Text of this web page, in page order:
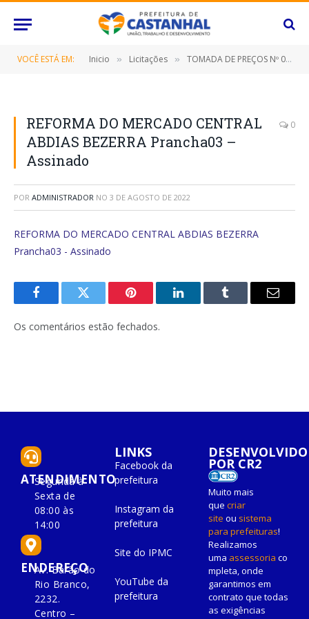
VOCÊ ESTÁ EM: Inicio » Licitações » TOMADA DE PREÇOS Nº 020/2022 (Contratação de empresa especializada para reforma e ampliação do mercado central de carnes, neste Município de Castanhal/Pará)
REFORMA DO MERCADO CENTRAL
ABDIAS BEZERRA Prancha03 –
Assinado
0
POR ADMINISTRADOR NO 3 DE AGOSTO DE 2022
REFORMA DO MERCADO CENTRAL ABDIAS BEZERRA
Prancha03 - Assinado
FacebookTwitter Pinterest O
Tumblr
E-
Os comentários estão fechados.
ATENDIMENTO
Segunda à
Sexta de
08:00 às
14:00
ENDEREÇO
Av. Barão do
Rio Branco,
2232.
Centro –
LINKS
Facebook da
prefeitura
Instagram da
prefeitura
Site do IPMC
YouTube da
prefeitura
DESENVOLVIDO
POR CR2
Muito mais
que criar
site ou sistema
para prefeituras!
Realizamos
uma assessoria co
mpleta, onde
garantimos em
contrato que todas
as exigências